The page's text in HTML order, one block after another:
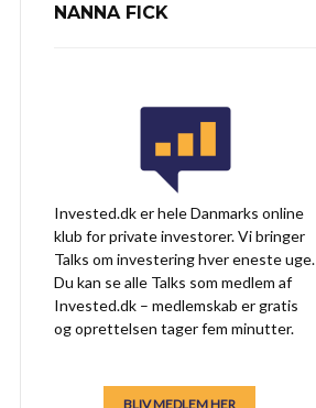
NANNA FICK
Invested.dk er hele Danmarks online
klub for private investorer. Vi bringer
Talks om investering hver eneste uge.
Du kan se alle Talks som medlem af
Invested.dk – medlemskab er gratis
og oprettelsen tager fem minutter.
BLIV MEDLEM HER